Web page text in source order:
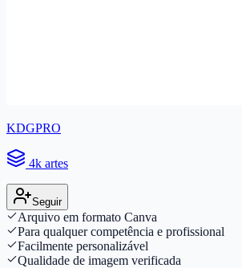
KDGPRO
4k artes
Seguir
Arquivo em formato Canva
Para qualquer competência e profissional
Facilmente personalizável
Qualidade de imagem verificada